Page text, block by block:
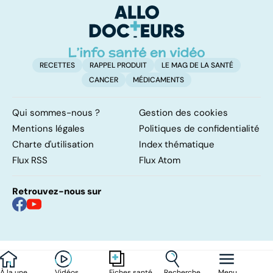
RECETTES RAPPEL PRODUIT
LE MAG DE LA SANTÉ
CANCER
MÉDICAMENTS
Qui sommes-nous ?
Gestion des cookies
Mentions légales
Politiques de confidentialité
Charte d'utilisation
Index thématique
Flux RSS
Flux Atom
Retrouvez-nous sur